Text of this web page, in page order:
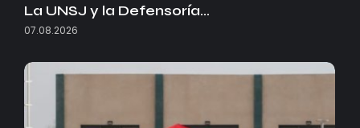
La UNSJ y la Defensoría…
07.08.2026